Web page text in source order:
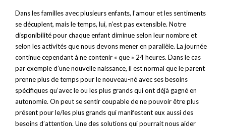
Dans les familles avec plusieurs enfants, l’amour et les sentiments
se décuplent, mais le temps, lui, n’est pas extensible. Notre
disponibilité pour chaque enfant diminue selon leur nombre et
selon les activités que nous devons mener en parallèle. La journée
continue cependant à ne contenir « que » 24 heures. Dans le cas
par exemple d’une nouvelle naissance, il est normal que le parent
prenne plus de temps pour le nouveau-né avec ses besoins
spécifiques qu’avec le ou les plus grands qui ont déjà gagné en
autonomie. On peut se sentir coupable de ne pouvoir être plus
présent pour le/les plus grands qui manifestent eux aussi des
besoins d’attention. Une des solutions qui pourrait nous aider